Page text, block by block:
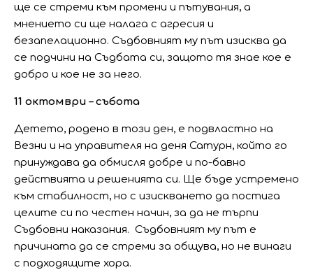
ще се стреми към промени и пътувания, а
мнението си ще налага с агресия и
безапелационно. Съдбовният му път изисква да
се подчини на Съдбата си, защото тя знае кое е
добро и кое не за него.
11 октомври – събота
Детето, родено в този ден, е подвластно на
Везни и на управителя на деня Сатурн, който го
принуждава да обмисля добре и по-бавно
действията и решенията си. Ще бъде устремено
към стабилност, но с изискването да постига
целите си по честен начин, за да не търпи
Съдбовни наказания. Съдбовният му път е
причината да се стреми за общува, но не винаги
с подходящите хора.